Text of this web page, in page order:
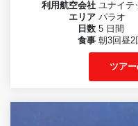
利用航空会社 ユナイテ
エリア パラオ
日数 5 日間
食事 朝3回昼2
ツア